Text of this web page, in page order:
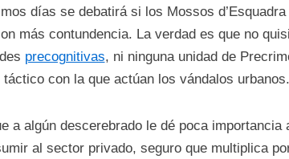
días se debatirá si los Mossos
más contundencia. La verdad es que no
precognitivas, ni ninguna unidad de
con la que actúan los vándalos urbanos.
a algún descerebrado le dé poca
al sector privado, seguro que multiplica